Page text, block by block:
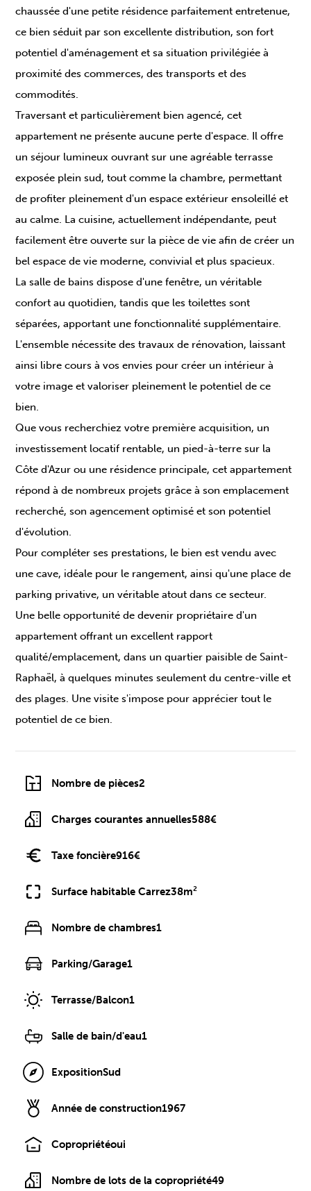
chaussée d'une petite résidence parfaitement entretenue,
ce bien séduit par son excellente distribution, son fort
potentiel d'aménagement et sa situation privilégiée à
proximité des commerces, des transports et des
commodités.
Traversant et particulièrement bien agencé, cet
appartement ne présente aucune perte d'espace. Il offre
un séjour lumineux ouvrant sur une agréable terrasse
exposée plein sud, tout comme la chambre, permettant
de profiter pleinement d'un espace extérieur ensoleillé et
au calme. La cuisine, actuellement indépendante, peut
facilement être ouverte sur la pièce de vie afin de créer un
bel espace de vie moderne, convivial et plus spacieux.
La salle de bains dispose d'une fenêtre, un véritable
confort au quotidien, tandis que les toilettes sont
séparées, apportant une fonctionnalité supplémentaire.
L'ensemble nécessite des travaux de rénovation, laissant
ainsi libre cours à vos envies pour créer un intérieur à
votre image et valoriser pleinement le potentiel de ce
bien.
Que vous recherchiez votre première acquisition, un
investissement locatif rentable, un pied-à-terre sur la
Côte d'Azur ou une résidence principale, cet appartement
répond à de nombreux projets grâce à son emplacement
recherché, son agencement optimisé et son potentiel
d'évolution.
Pour compléter ses prestations, le bien est vendu avec
une cave, idéale pour le rangement, ainsi qu'une place de
parking privative, un véritable atout dans ce secteur.
Une belle opportunité de devenir propriétaire d'un
appartement offrant un excellent rapport
qualité/emplacement, dans un quartier paisible de Saint-
Raphaël, à quelques minutes seulement du centre-ville et
des plages. Une visite s'impose pour apprécier tout le
potentiel de ce bien.
Nombre de pièces2
Charges courantes annuelles588€
Taxe foncière916€
Surface habitable Carrez38m²
Nombre de chambres1
Parking/Garage1
Terrasse/Balcon1
Salle de bain/d'eau1
ExpositionSud
Année de construction1967
Copropriétéoui
Nombre de lots de la copropriété49